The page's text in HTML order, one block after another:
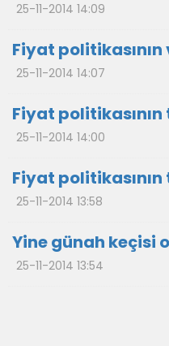
25-11-2014 14:09
Fiyat
25-11-2014 14:07
Fiyat politikasının
25-11-2014 14:00
Fiyat politikasının
25-11-2014 13:58
Yine günah keçisi
25-11-2014 13:54